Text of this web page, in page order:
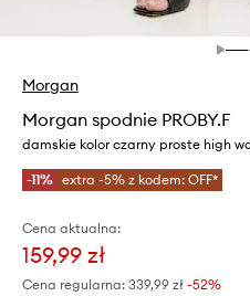
Morgan
Morgan spodnie PROBY.F
damskie kolor czarny proste high
-11% extra -5% z kodem: OFF*
Cena aktualna:
159,99 zł
Cena regularna: 339,99 zł -52%